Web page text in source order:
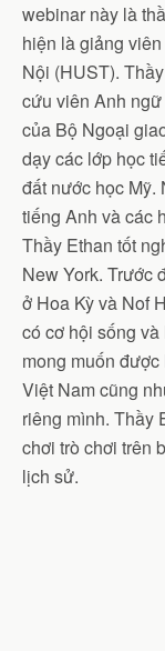
webinar này là
hiện là giảng
Nội (HUST).
cứu viên Anh
của Bộ Ngoại
dạy các lớp học
đất nước học Mỹ.
tiếng Anh và các
Thầy Ethan tốt
New York. Trước
ở Hoa Kỳ và Nof
có cơ hội sống
mong muốn
Việt Nam cũng
riêng mình. Thầy
chơi trò chơi trên
lịch sử.